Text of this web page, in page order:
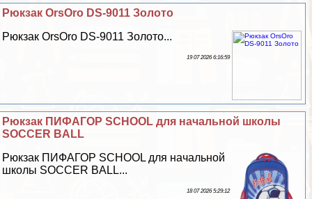
Рюкзак OrsOro DS-9011 Золото
Рюкзак OrsOro DS-9011 Золото...
19 07 2026 6:16:59
Рюкзак ПИФАГОР SCHOOL для начальной школы
SOCCER BALL
Рюкзак ПИФАГОР SCHOOL для начальной
школы SOCCER BALL...
18 07 2026 5:29:12